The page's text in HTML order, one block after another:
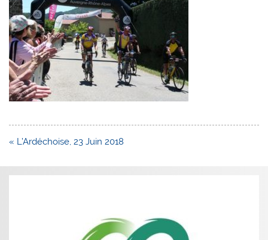
Navigation
l’article
« L’Ardéchoise, 23 Juin 2018